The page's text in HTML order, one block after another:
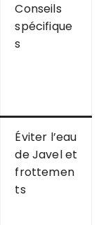
Conseils
spécifique
s
Éviter l’eau
de Javel et
frottemen
ts